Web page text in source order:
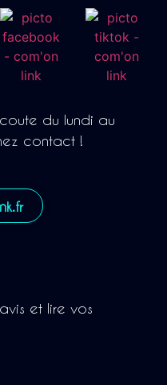
du lundi au
contact !
et lire vos